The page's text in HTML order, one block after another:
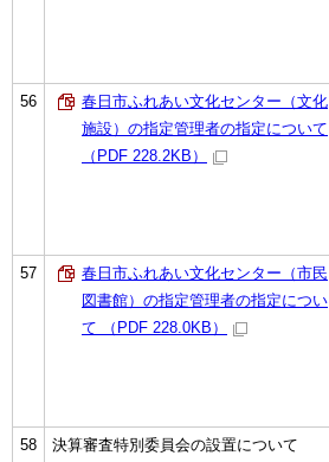
56
春日市ふれあい文化センター（文化
施設）の指定管理者の指定について
（PDF 228.2KB）
57
春日市ふれあい文化センター（市民
図書館）の指定管理者の指定につい
て （PDF 228.0KB）
58 決算審査特別委員会の設置について